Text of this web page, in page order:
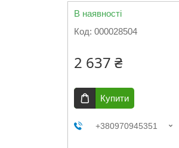
В наявності
Код: 000028504
2 637 ₴
Купити
+380970945351